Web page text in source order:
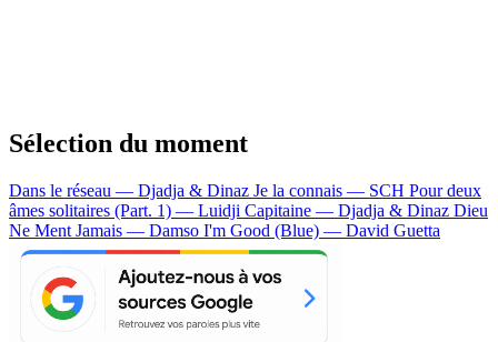
Sélection du moment
Dans le réseau — Djadja & Dinaz Je la connais — SCH Pour deux
âmes solitaires (Part. 1) — Luidji Capitaine — Djadja & Dinaz Dieu
Ne Ment Jamais — Damso I'm Good (Blue) — David Guetta